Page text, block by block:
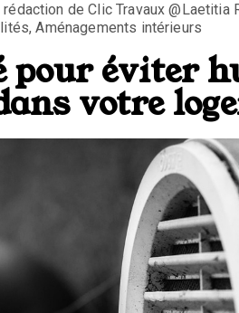
de Clic Travaux @Laetitia
,Aménagements intérieurs
pour éviter
votre